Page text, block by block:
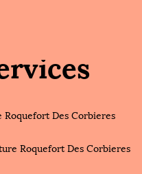
Des Corbieres
Roquefort Des Corbieres